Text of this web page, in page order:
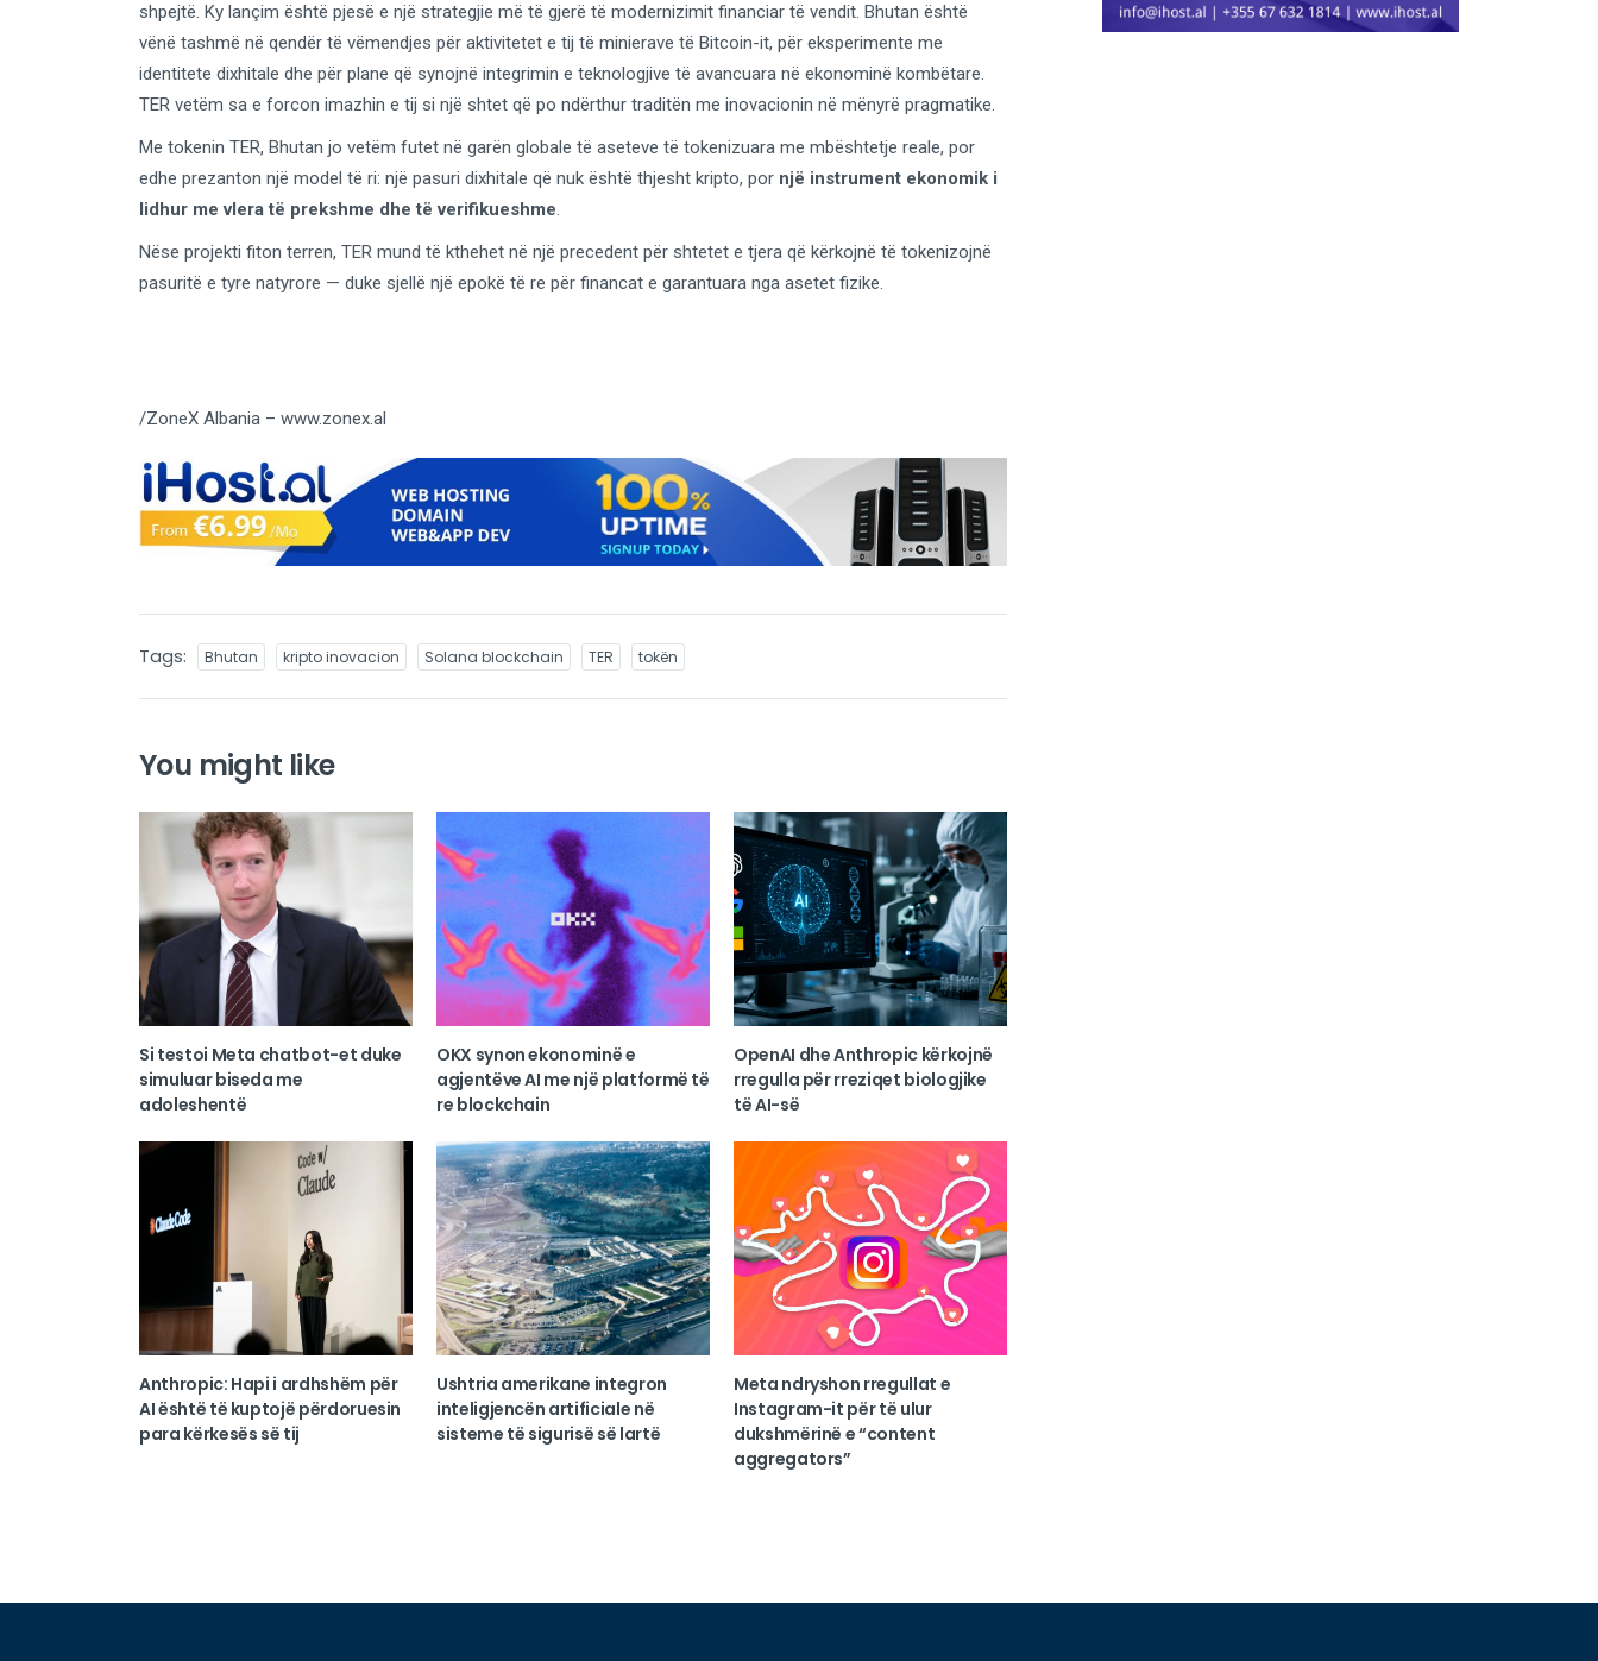
shpejtë. Ky lançim është pjesë e një strategjie më të gjerë të modernizimit financiar të vendit. Bhutan është
vënë tashmë në qendër të vëmendjes për aktivitetet e tij të minierave të Bitcoin-it, për eksperimente me
identitete dixhitale dhe për plane që synojnë integrimin e teknologjive të avancuara në ekonominë kombëtare.
TER vetëm sa e forcon imazhin e tij si një shtet që po ndërthur traditën me inovacionin në mënyrë pragmatike.
Me tokenin TER, Bhutan jo vetëm futet në garën globale të aseteve të tokenizuara me mbështetje reale, por
edhe prezanton një model të ri: një pasuri dixhitale që nuk është thjesht kripto, por një instrument ekonomik i
lidhur me vlera të prekshme dhe të verifikueshme.
Nëse projekti fiton terren, TER mund të kthehet në një precedent për shtetet e tjera që kërkojnë të tokenizojnë
pasuritë e tyre natyrore — duke sjellë një epokë të re për financat e garantuara nga asetet fizike.
/ZoneX Albania – www.zonex.al
Tags: Bhutan kripto inovacion Solana blockchain TER tokën
You might like
Si testoi Meta chatbot-et duke
simuluar biseda me
adoleshentë
OKX synon ekonominë e
agjentëve AI me një platformë të
re blockchain
OpenAI dhe Anthropic kërkojnë
rregulla për rreziqet biologjike
të AI-së
Anthropic: Hapi i ardhshëm për
AI është të kuptojë përdoruesin
para kërkesës së tij
Ushtria amerikane integron
inteligjencën artificiale në
sisteme të sigurisë së lartë
Meta ndryshon rregullat e
Instagram-it për të ulur
dukshmërinë e “content
aggregators”